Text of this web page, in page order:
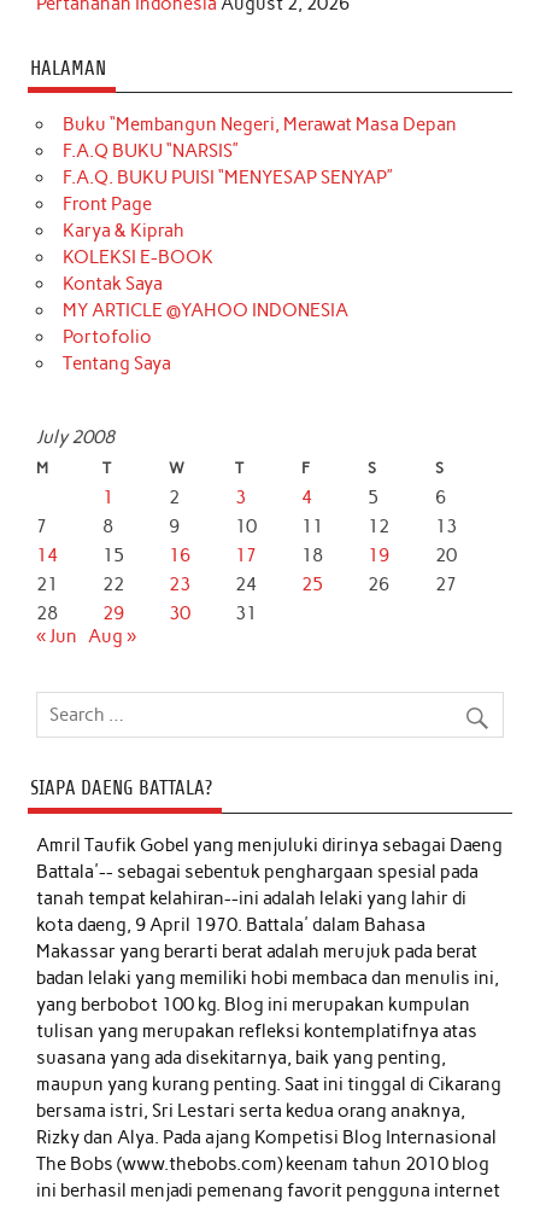
HALAMAN
Buku “Membangun Negeri, Merawat Masa Depan
F.A.Q BUKU “NARSIS”
F.A.Q. BUKU PUISI “MENYESAP SENYAP”
Front Page
Karya & Kiprah
KOLEKSI E-BOOK
Kontak Saya
MY ARTICLE @YAHOO INDONESIA
Portofolio
Tentang Saya
July 2008
M T W T F S S
1 2 3 4 5
6
7
8 9 10 11 12
13
14
15 16 17 18 19
20
21
22 23 24 25 26
27
28
29 30
31
« Jun Aug »
SIAPA DAENG BATTALA?
Amril Taufik Gobelyang menjuluki dirinya sebagai Daeng
Battala'-- sebagai sebentuk penghargaan spesial pada
tanah tempat kelahiran--ini adalah lelaki yang lahir di
kota daeng, 9 April 1970. Battala' dalam Bahasa
Makassar yang berarti berat adalah merujuk pada berat
badan lelaki yang memiliki hobi membaca dan menulis ini,
yang berbobot 100 kg. Blog ini merupakan kumpulan
tulisan yang merupakan refleksi kontemplatifnya atas
suasana yang ada disekitarnya, baik yang penting,
maupun yang kurang penting. Saat ini tinggal di Cikarang
bersama istri, Sri Lestari serta kedua orang anaknya,
Rizky dan Alya. Pada ajang Kompetisi Blog Internasional
The Bobs (www.thebobs.com) keenam tahun 2010 blog
ini berhasil menjadi pemenang favorit pengguna internet